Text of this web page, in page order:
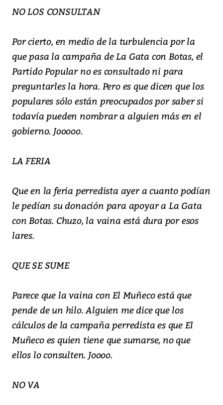
NO LOS CONSULTAN
Por cierto, en medio de la turbulencia por la
que pasa la campaña de La Gata con Botas, el
Partido Popular no es consultado ni para
preguntarles la hora. Pero es que dicen que los
populares sólo están preocupados por saber si
todavía pueden nombrar a alguien más en el
gobierno. Jooooo.
LA FERIA
Que en la feria perredista ayer a cuanto podían
le pedían su donación para apoyar a La Gata
con Botas. Chuzo, la vaina está dura por esos
lares.
QUE SE SUME
Parece que la vaina con El Muñeco está que
pende de un hilo. Alguien me dice que los
cálculos de la campaña perredista es que El
Muñeco es quien tiene que sumarse, no que
ellos lo consulten. Joooo.
NO VA